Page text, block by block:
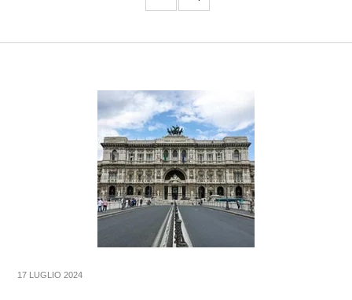
17 LUGLIO 2024